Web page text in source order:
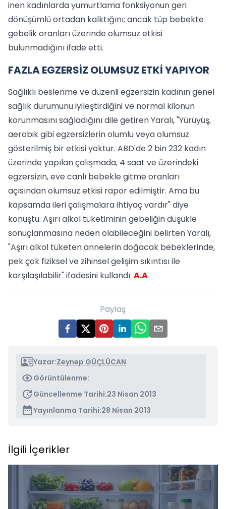
inen kadınlarda yumurtlama fonksiyonun geri
dönüşümlü ortadan kalktığını; ancak tüp bebekte
gebelik oranları üzerinde olumsuz etkisi
bulunmadığını ifade etti.
FAZLA EGZERSİZ OLUMSUZ ETKİ YAPIYOR
Sağlıklı beslenme ve düzenli egzersizin kadının genel
sağlık durumunu iyileştirdiğini ve normal kilonun
korunmasını sağladığını dile getiren Yaralı, "Yürüyüş,
aerobik gibi egzersizlerin olumlu veya olumsuz
gösterilmiş bir etkisi yoktur. ABD'de 2 bin 232 kadın
üzerinde yapılan çalışmada, 4 saat ve üzerindeki
egzersizin, eve canlı bebekle gitme oranları
açısından olumsuz etkisi rapor edilmiştir. Ama bu
kapsamda ileri çalışmalara ihtiyaç vardır" diye
konuştu. Aşırı alkol tüketiminin gebeliğin düşükle
sonuçlanmasına neden olabileceğini belirten Yaralı,
"Aşırı alkol tüketen annelerin doğacak bebeklerinde,
pek çok fiziksel ve zihinsel gelişim sıkıntısı ile
karşılaşılabilir" ifadesini kullandı. A.A
Paylaş
Yazar:Zeynep GÜÇLÜCAN
Görüntülenme:
Güncellenme Tarihi:23 Nisan 2013
Yayınlanma Tarihi:28 Nisan 2013
İlgili İçerikler